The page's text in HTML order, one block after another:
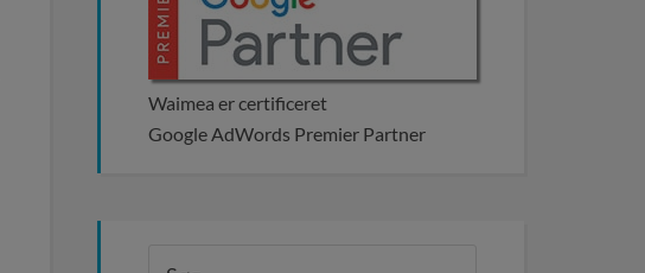
Waimea er certificeret
Google AdWords Premier Partner